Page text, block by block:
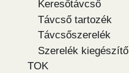
Keresőtávcső
Távcső tartozék
Távcsőszerelék
Szerelék kiegészítő
TOK